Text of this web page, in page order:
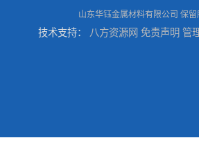
山东华钰金属材料有限公司 保留
技术支持： 八方资源网 免责声明 管